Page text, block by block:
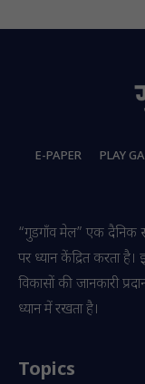
E-PAPER PLAY
“गुडगाँव मेल” एक दैनिक
पर ध्यान केंद्रित करता
विकासों की जानकारी
ध्यान में रखता है।
Topics